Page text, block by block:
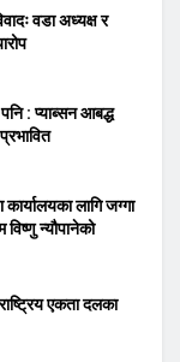
वडा अध्यक्ष र
: प्याब्सन आबद्ध
लागि जग्गा
विष्णु न्यौपानेको
एकता दलका